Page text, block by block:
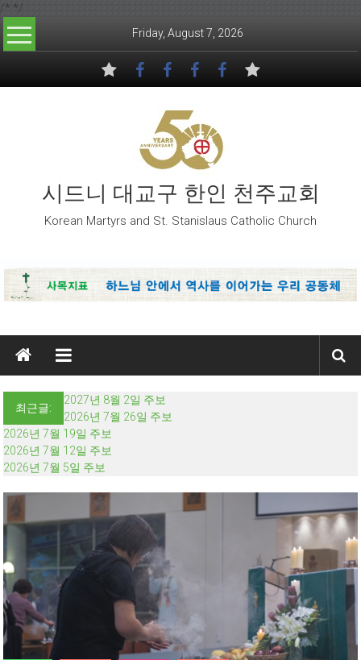
/* */
Skip to content
Friday, August 7, 2026
시드니 대교구 한인 천주교회
Korean Martyrs and St. Stanislaus Catholic Church
최근글:
2027년 8월 2일 주보
2026년 7월 26일 주보
2026년 7월 19일 주보
2026년 7월 12일 주보
2026년 7월 5일 주보